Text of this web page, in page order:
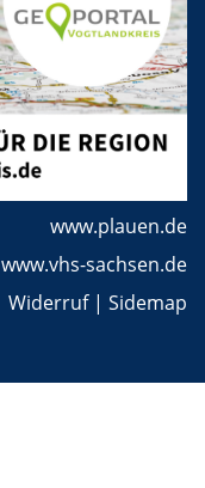
www.plauen.de
www.vhs-sachsen.de
Widerruf| Sidemap